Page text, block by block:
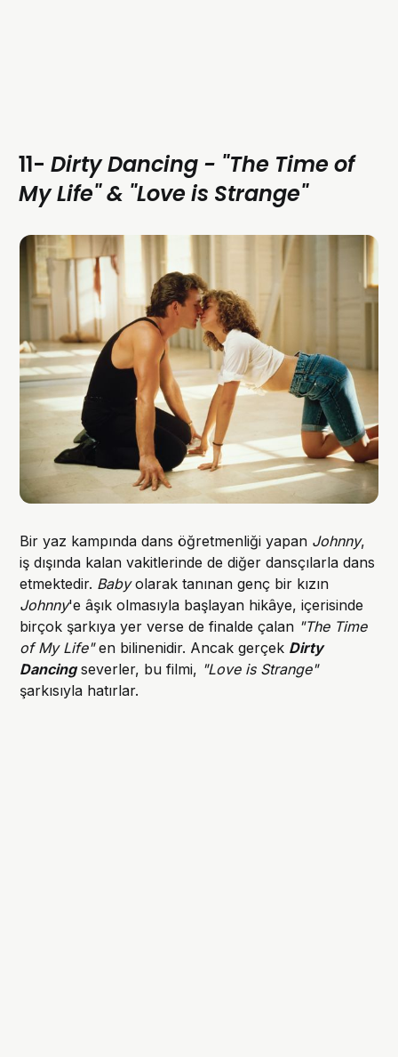
11-Dirty Dancing - "The Time of
My Life" & "Love is Strange"
Bir yaz kampında dans öğretmenliği yapan Johnny,
iş dışında kalan vakitlerinde de diğer dansçılarla dans
etmektedir. Babyolarak tanınan genç bir kızın
Johnny'e âşık olmasıyla başlayan hikâye, içerisinde
birçok şarkıya yer verse de finalde çalan "The Time
of My Life"en bilinenidir. Ancak gerçek Dirty
Dancingseverler, bu filmi, "Love is Strange"
şarkısıyla hatırlar.